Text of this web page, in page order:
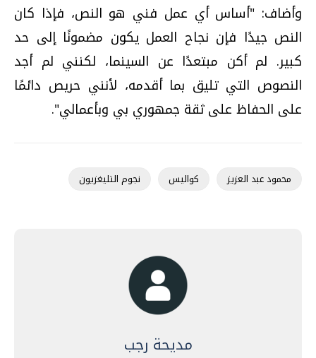
وأضاف: "أساس أي عمل فني هو النص، فإذا كان
النص جيدًا فإن نجاح العمل يكون مضمونًا إلى حد
كبير. لم أكن مبتعدًا عن السينما، لكنني لم أجد
النصوص التي تليق بما أقدمه، لأنني حريص دائمًا
على الحفاظ على ثقة جمهوري بي وبأعمالي".
محمود عبد العزيز كواليس نجوم التليغزيون
مديحة رجب